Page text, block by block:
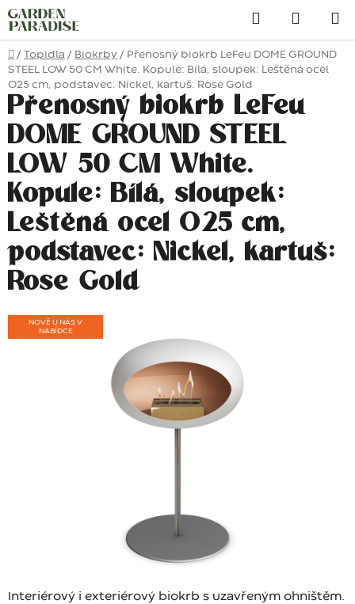
Přejít
na
obsah
Hledat
Domů
/ Topidla / Biokrby / Přenosný biokrb LeFeu DOME GROUND
STEEL LOW 50 CM White. Kopule: Bílá, sloupek: Leštěná ocel
O25 cm, podstavec: Nickel, kartuš: Rose Gold
Interiérový i exteriérový biokrb s uzavřeným ohništěm.
Přenosný biokrb LeFeu
DOME GROUND STEEL
LOW 50 CM White.
Kopule: Bílá, sloupek:
Leštěná ocel O25 cm,
podstavec: Nickel, kartuš:
Rose Gold
NOVĚ U NÁS V
NABÍDCE